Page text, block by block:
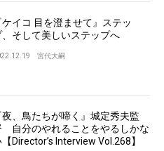
ケイコ 目を澄ませて』ステッ
、そして美しいステップへ
宮代大嗣
夜、鳥たちが啼く』城定秀夫監
自分のやれることをやるしかな
【Director’s Interview Vol.268】